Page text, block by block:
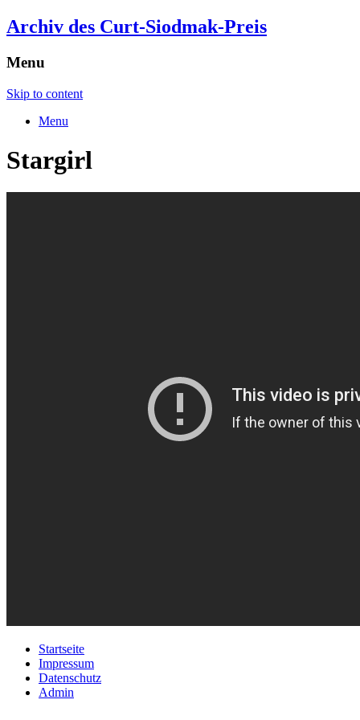
Archiv des Curt-Siodmak-Preis
Menu
Skip to content
Menu
Stargirl
Startseite
Impressum
Datenschutz
Admin